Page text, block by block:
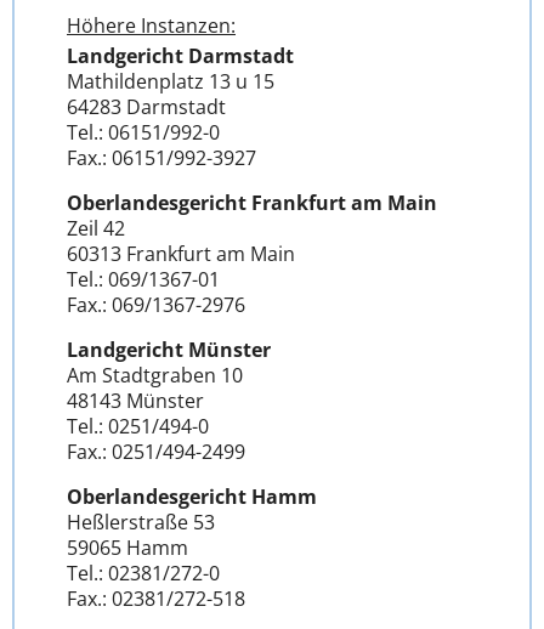
Höhere Instanzen:
Landgericht Darmstadt
Mathildenplatz 13 u 15
64283 Darmstadt
Tel.: 06151/992-0
Fax.: 06151/992-3927
Oberlandesgericht Frankfurt am Main
Zeil 42
60313 Frankfurt am Main
Tel.: 069/1367-01
Fax.: 069/1367-2976
Landgericht Münster
Am Stadtgraben 10
48143 Münster
Tel.: 0251/494-0
Fax.: 0251/494-2499
Oberlandesgericht Hamm
Heßlerstraße 53
59065 Hamm
Tel.: 02381/272-0
Fax.: 02381/272-518